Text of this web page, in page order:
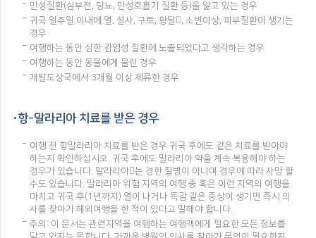
만성질환(심부전, 당뇨, 만성호흡기 질환 등)을 앓고 있는 경우
귀국 일주일 이내에 열, 설사, 구토, 황달, 소변이상, 피부질환이 생기는
경우
여행하는 동안 심한 감염성 질환에 노출되었다고 생각하는 경우
여행하는 동안 동물에게 물린 경우
개발도상국에서 3개월 이상 체류한 경우
항-말라리아 치료를 받은 경우
여행 전 항말라리아 치료를 받은 경우 귀국 후에도 같은 치료를 받아야
하는지 확인하십시오. 귀국 후에도 말라리아 약을 계속 복용해야 하는
경우가 있습니다. 말라리아는 경한 질병이 아니며 경우에 따라 사망 할
수도 있습니다. 말라리아 위험 지역의 여행 중 혹은 이런 지역의 여행을
마치고 귀국 후(1년까지) 열이 나거나 독감 같은 증상이 생기면 즉시 의
사를 찾아가 해외여행을 한 적이 있다고 말해야 합니다.
주의: 이 문서는 관련지역을 여행하는 여행객에게 필요한 모든 정보를